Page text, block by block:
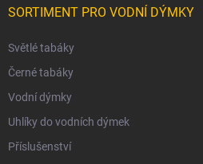
SORTIMENT PRO VODNÍ DÝMKY
Světlé tabáky
Černé tabáky
Vodní dýmky
Uhlíky do vodních dýmek
Příslušenství